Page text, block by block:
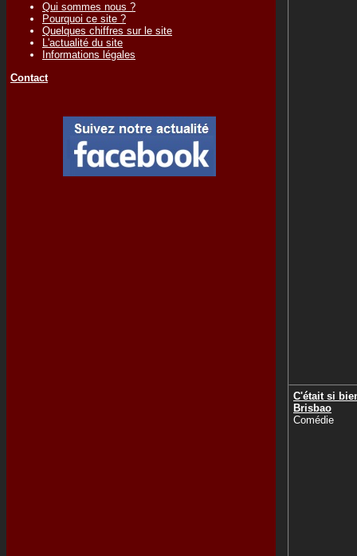
Qui sommes nous ?
Pourquoi ce site ?
Quelques chiffres sur le site
L'actualité du site
Informations légales
Contact
C'était si
Brisbao
Comédie